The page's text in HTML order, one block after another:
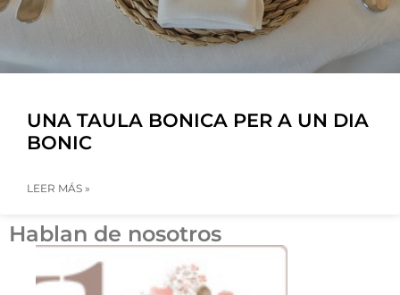
UNA TAULA BONICA PER A UN DIA
BONIC
LEER MÁS »
Hablan de nosotros